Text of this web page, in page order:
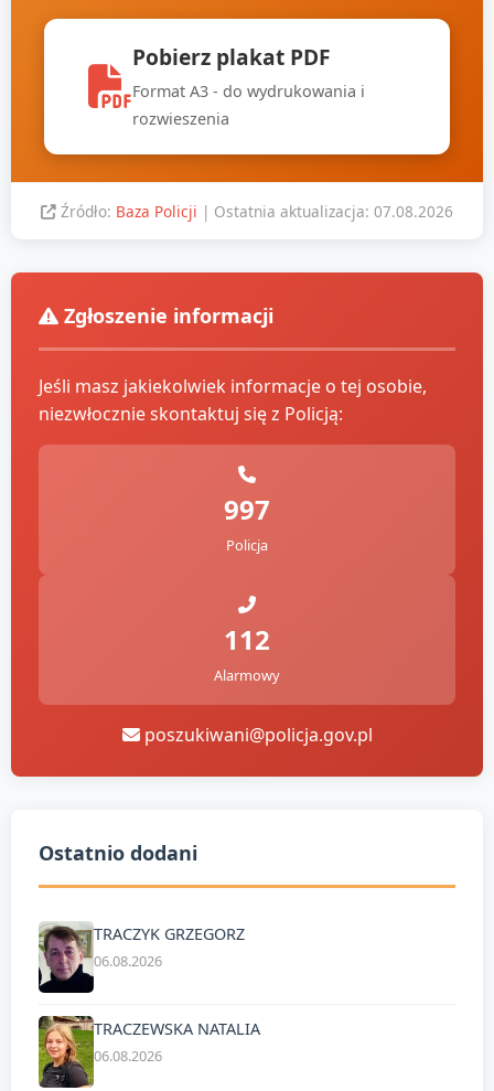
Pobierz plakat PDF
Format A3 - do wydrukowania i
rozwieszenia
Źródło: Baza Policji | Ostatnia aktualizacja: 07.08.2026
Zgłoszenie informacji
Jeśli masz jakiekolwiek informacje o tej osobie,
niezwłocznie skontaktuj się z Policją:
997
Policja
112
Alarmowy
poszukiwani@policja.gov.pl
Ostatnio dodani
TRACZYK GRZEGORZ
06.08.2026
TRACZEWSKA NATALIA
06.08.2026